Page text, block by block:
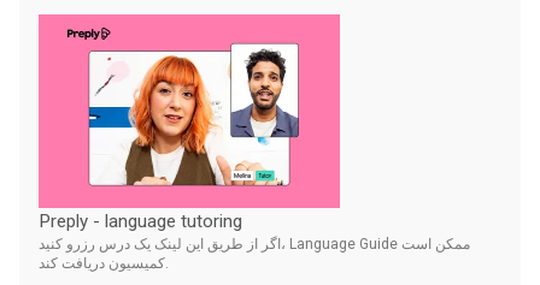
Preply - language tutoring
اگر از طریق این لینک یک درس رزرو کنید، Language Guide ممکن است